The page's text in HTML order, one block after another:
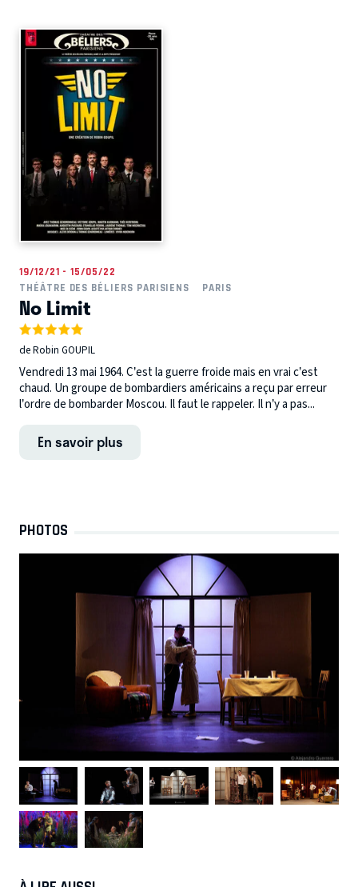
19/12/21 - 15/05/22
THÉÂTRE DES BÉLIERS PARISIENS
PARIS
No Limit
de Robin GOUPIL
Vendredi 13 mai 1964. C’est la guerre froide mais en vrai c’est
chaud. Un groupe de bombardiers américains a reçu par erreur
l’ordre de bombarder Moscou. Il faut le rappeler. Il n’y a pas...
En savoir plus
PHOTOS